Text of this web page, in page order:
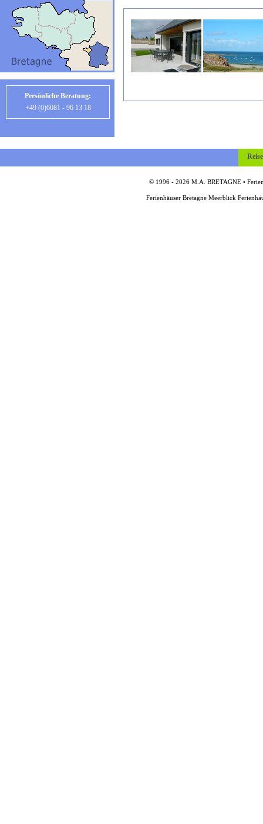
Persönliche Beratung:
+49 (0)6081 - 96 13 18
© 1996 - 2026 M.A. BRETAGNE •
Ferienhäuser Bretagne Meerblick